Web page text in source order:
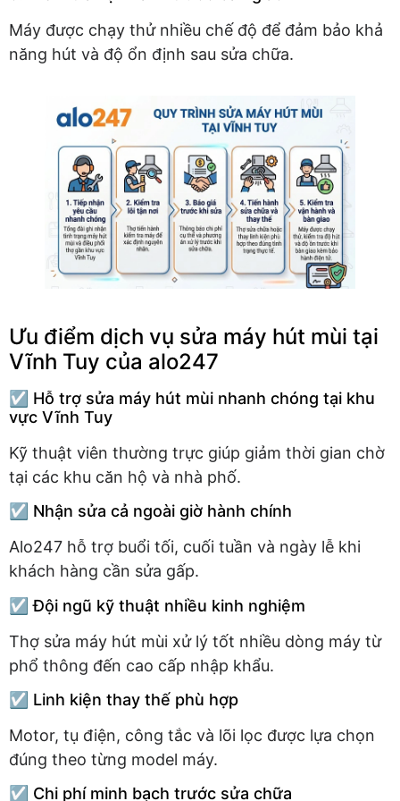
Máy được chạy thử nhiều chế độ để đảm bảo khả
năng hút và độ ổn định sau sửa chữa.
Ưu điểm dịch vụ sửa máy hút mùi tại
Vĩnh Tuy của alo247
☑️ Hỗ trợ sửa máy hút mùi nhanh chóng tại khu
vực Vĩnh Tuy
Kỹ thuật viên thường trực giúp giảm thời gian chờ
tại các khu căn hộ và nhà phố.
☑️ Nhận sửa cả ngoài giờ hành chính
Alo247 hỗ trợ buổi tối, cuối tuần và ngày lễ khi
khách hàng cần sửa gấp.
☑️ Đội ngũ kỹ thuật nhiều kinh nghiệm
Thợ sửa máy hút mùi xử lý tốt nhiều dòng máy từ
phổ thông đến cao cấp nhập khẩu.
☑️ Linh kiện thay thế phù hợp
Motor, tụ điện, công tắc và lõi lọc được lựa chọn
đúng theo từng model máy.
☑️ Chi phí minh bạch trước sửa chữa